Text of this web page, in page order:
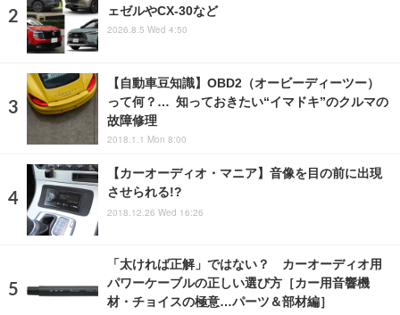
ェゼルやCX-30など
2026.8.5 Wed 4:50
【自動車豆知識】OBD2（オービーディーツー）
って何？… 知っておきたい“イマドキ”のクルマの
故障修理
2018.1.1 Mon 8:00
【カーオーディオ・マニア】音像を目の前に出現
させられる!?
2018.12.26 Wed 16:26
「太ければ正解」ではない？ カーオーディオ用
パワーケーブルの正しい選び方［カー用音響機
材・チョイスの極意…パーツ＆部材編］